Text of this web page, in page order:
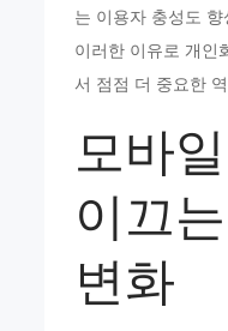
는 이용자 충성도
이러한 이유로 개인
서 점점 더 중요한
모바
이끄
변화